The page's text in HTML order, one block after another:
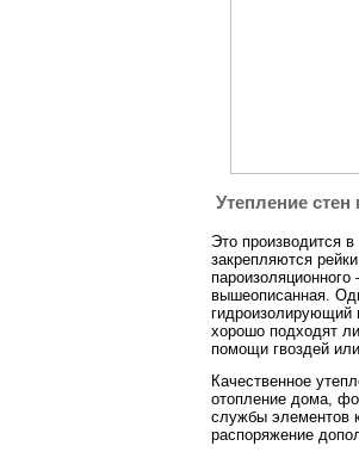
Утепление
Это производится
закрепляются
вышеописанная.
гидроизолирующий
хорошо подходят
помощи гвоздей
Качественное
отопление дома,
службы элементов
распоряжение